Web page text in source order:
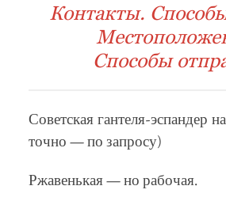
Контакты.
Способы
Советская гантеля-эспандер
точно — по запросу)
Ржавенькая — но рабочая.